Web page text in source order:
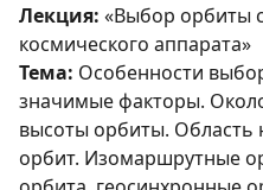
Лекция: «Выбор орбиты
космического аппарата»
Тема: Особенности
значимые факторы.
высоты орбиты. Область
орбит. Изомаршрутные